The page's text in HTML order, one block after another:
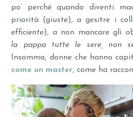
po’ perché quando diventi
priorità (giuste), a gesitre i
efficiente), a non mancare gli
la pappa tutte le sere, non
Insomma, donne che hanno
come un master, come ha